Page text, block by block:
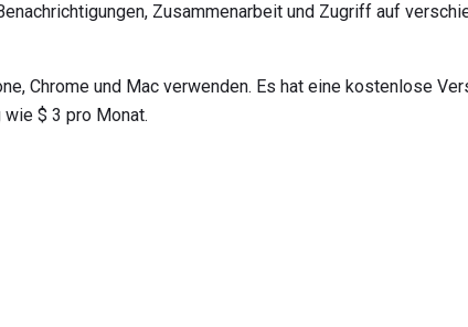
Zusammenarbeit und Zugriff auf
Chrome und Mac verwenden. Es hat eine kostenlose
$ 3 pro Monat.